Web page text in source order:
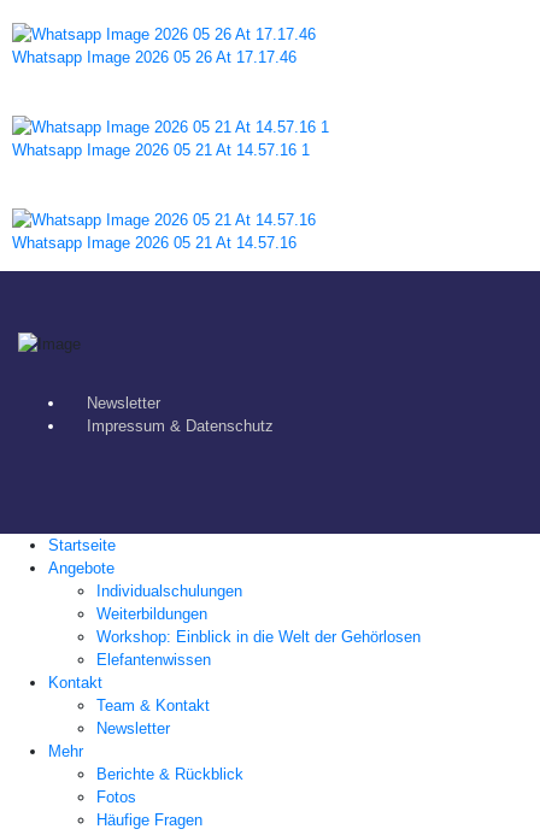
Whatsapp Image 2026 05 26 At 17.17.46
Whatsapp Image 2026 05 21 At 14.57.16 1
Whatsapp Image 2026 05 21 At 14.57.16
Newsletter
Impressum & Datenschutz
Startseite
Angebote
Individualschulungen
Weiterbildungen
Workshop: Einblick in die Welt der Gehörlosen
Elefantenwissen
Kontakt
Team & Kontakt
Newsletter
Mehr
Berichte & Rückblick
Fotos
Häufige Fragen